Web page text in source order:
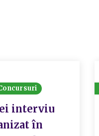
interviu
în